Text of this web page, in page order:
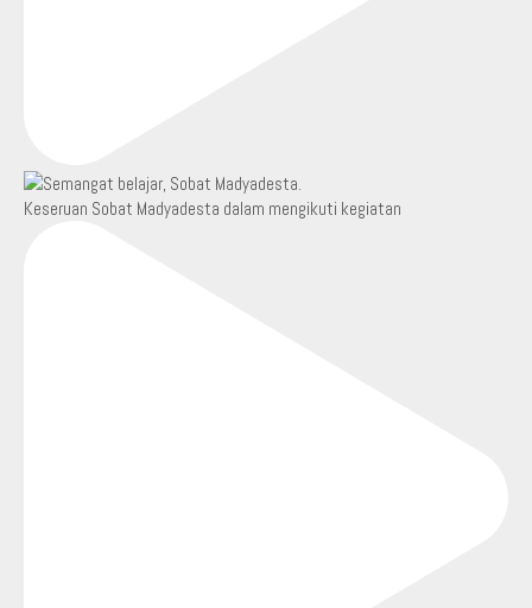
Keseruan Sobat Madyadesta dalam mengikuti kegiatan